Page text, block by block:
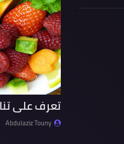
تعرف على
Abdulaziz Touny